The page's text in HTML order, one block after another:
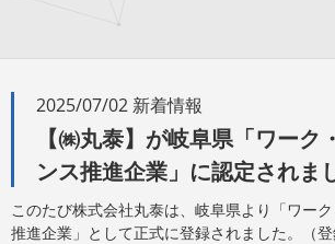
2025/07/02 新着情報
【㈱丸泰】が岐阜県「ワーク
ンス推進企業」に認定されま
このたび株式会社丸泰は、岐阜県より「ワー
推進企業」として正式に登録されました。（登